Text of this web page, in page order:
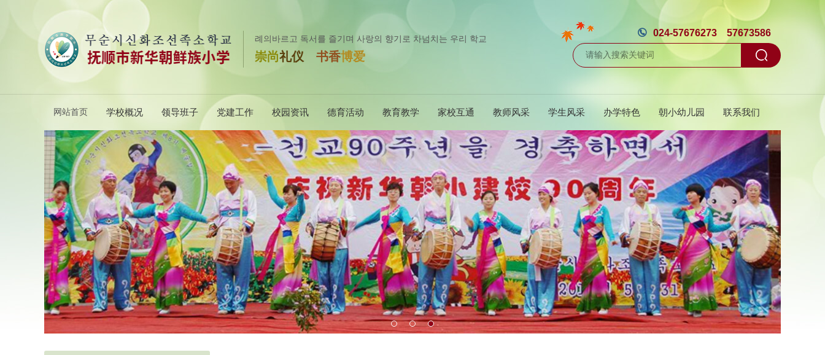
례의바르고 독서를 즐기며 사랑의 향기로 차넘치는 우리 학교
崇尚礼仪 书香博爱
 024-57676273 57673586
网站首页 学校概况 领导班子 党建工作 校园资讯 德育活动 教育教学 家校互通 教师风采 学生风采 办学特色 朝小幼儿园 联系我们
1 2 3